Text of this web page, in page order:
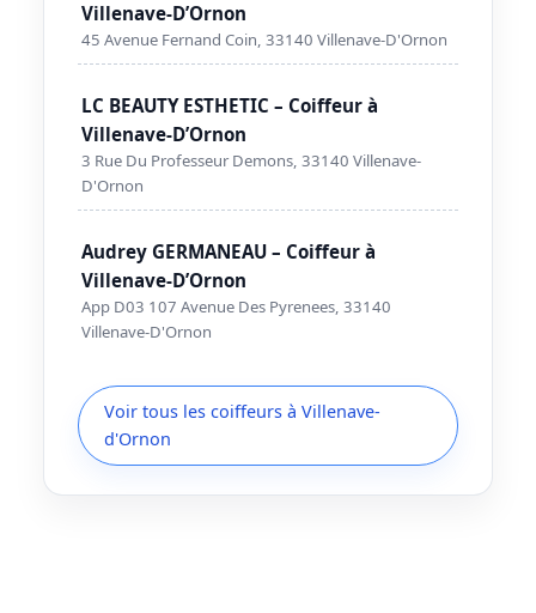
Villenave-D’Ornon
45 Avenue Fernand Coin, 33140 Villenave-D'Ornon
LC BEAUTY ESTHETIC – Coiffeur à
Villenave-D’Ornon
3 Rue Du Professeur Demons, 33140 Villenave-
D'Ornon
Audrey GERMANEAU – Coiffeur à
Villenave-D’Ornon
App D03 107 Avenue Des Pyrenees, 33140
Villenave-D'Ornon
Voir tous les coiffeurs à Villenave-
d'Ornon